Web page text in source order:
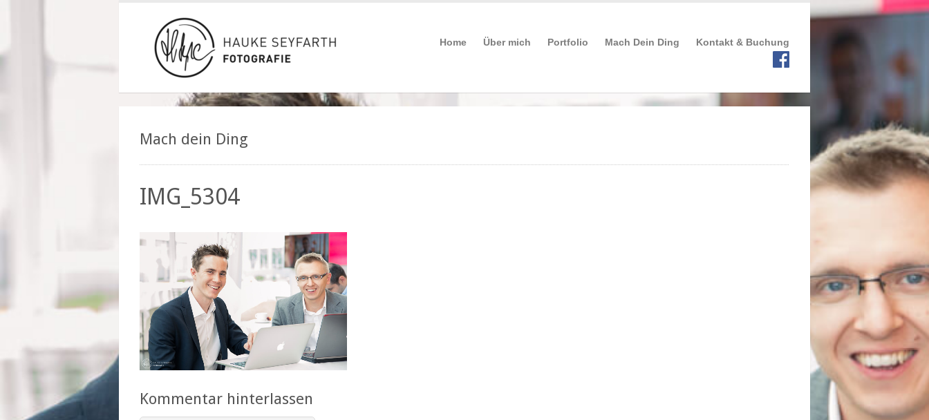
Home Über mich Portfolio Mach Dein Ding Kontakt & Buchung
Mach dein Ding
IMG_5304
Kommentar hinterlassen